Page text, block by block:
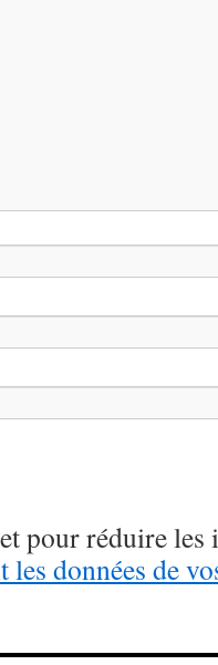
pour réduire les
données de